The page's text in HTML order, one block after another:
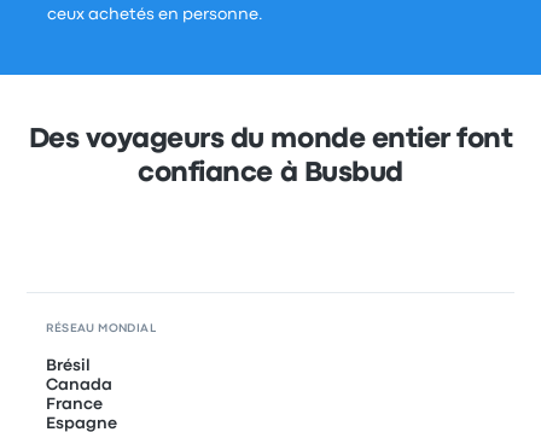
ceux achetés en personne.
Des voyageurs du monde entier font
confiance à Busbud
RÉSEAU MONDIAL
Brésil
Canada
France
Espagne